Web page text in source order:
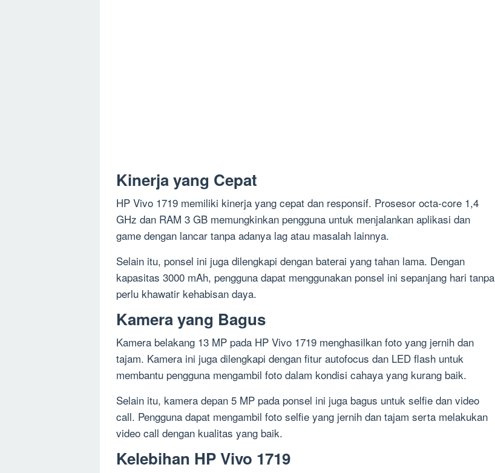
Kinerja yang Cepat
HP Vivo 1719 memiliki kinerja yang cepat dan responsif. Prosesor octa-core 1,4
GHz dan RAM 3 GB memungkinkan pengguna untuk menjalankan aplikasi dan
game dengan lancar tanpa adanya lag atau masalah lainnya.
Selain itu, ponsel ini juga dilengkapi dengan baterai yang tahan lama. Dengan
kapasitas 3000 mAh, pengguna dapat menggunakan ponsel ini sepanjang hari tanpa
perlu khawatir kehabisan daya.
Kamera yang Bagus
Kamera belakang 13 MP pada HP Vivo 1719 menghasilkan foto yang jernih dan
tajam. Kamera ini juga dilengkapi dengan fitur autofocus dan LED flash untuk
membantu pengguna mengambil foto dalam kondisi cahaya yang kurang baik.
Selain itu, kamera depan 5 MP pada ponsel ini juga bagus untuk selfie dan video
call. Pengguna dapat mengambil foto selfie yang jernih dan tajam serta melakukan
video call dengan kualitas yang baik.
Kelebihan HP Vivo 1719